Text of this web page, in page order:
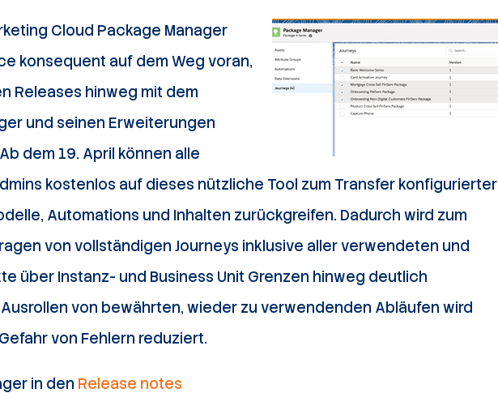
Cloud Package Manager
konsequent auf dem Weg voran,
Releases hinweg mit dem
und seinen Erweiterungen
dem 19. April können alle
kostenlos auf dieses nützliche Tool zum Transfer konfigurierter
Automations und Inhalten zurückgreifen. Dadurch wird zum
von vollständigen Journeys inklusive aller verwendeten und
über Instanz- und Business Unit Grenzen hinweg deutlich
von bewährten, wieder zu verwendenden Abläufen wird
von Fehlern reduziert.
in den Release notes